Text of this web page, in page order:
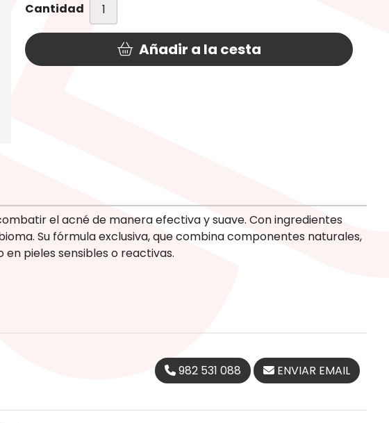
Cantidad
Añadir a la cesta
el acné de manera efectiva y suave. Con ingredientes
Su fórmula exclusiva, que combina componentes naturales,
pieles sensibles o reactivas.
982 531 088 ENVIAR EMAIL